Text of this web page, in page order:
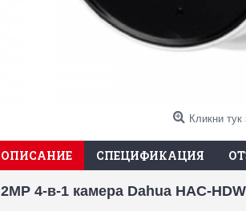
Кликни
ОПИСАНИЕ СПЕЦИФИКАЦИЯ
2MP 4-в-1 камера Dahua HAC-